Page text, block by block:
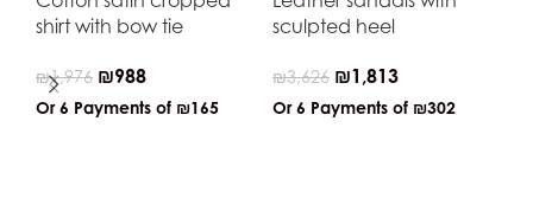
shirt with bow tie
₪1,976 ₪988
Or 6 Payments of ₪165
sculpted heel
₪3,626 ₪1,813
Or 6 Payments of ₪302